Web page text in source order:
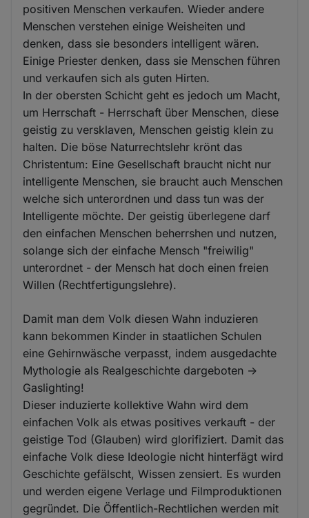
positiven Menschen verkaufen. Wieder andere
Menschen verstehen einige Weisheiten und
denken, dass sie besonders intelligent wären.
Einige Priester denken, dass sie Menschen führen
und verkaufen sich als guten Hirten.
In der obersten Schicht geht es jedoch um Macht,
um Herrschaft - Herrschaft über Menschen, diese
geistig zu versklaven, Menschen geistig klein zu
halten. Die böse Naturrechtslehr krönt das
Christentum: Eine Gesellschaft braucht nicht nur
intelligente Menschen, sie braucht auch Menschen
welche sich unterordnen und dass tun was der
Intelligente möchte. Der geistig überlegene darf
den einfachen Menschen beherrshen und nutzen,
solange sich der einfache Mensch "freiwilig"
unterordnet - der Mensch hat doch einen freien
Willen (Rechtfertigungslehre).
Damit man dem Volk diesen Wahn induzieren
kann bekommen Kinder in staatlichen Schulen
eine Gehirnwäsche verpasst, indem ausgedachte
Mythologie als Realgeschichte dargeboten ->
Gaslighting!
Dieser induzierte kollektive Wahn wird dem
einfachen Volk als etwas positives verkauft - der
geistige Tod (Glauben) wird glorifiziert. Damit das
einfache Volk diese Ideologie nicht hinterfägt wird
Geschichte gefälscht, Wissen zensiert. Es wurden
und werden eigene Verlage und Filmproduktionen
gegründet. Die Öffentlich-Rechtlichen werden mit